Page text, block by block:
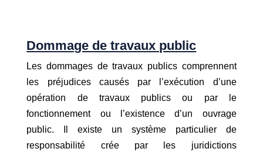
Dommage de travaux public
Les dommages de travaux publics comprennent
les préjudices causés par l’exécution d’une
opération de travaux publics ou par le
fonctionnement ou l’existence d’un ouvrage
public. Il existe un système particulier de
responsabilité crée par les juridictions